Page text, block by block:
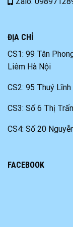
ĐỊA CHỈ
CS1: 99 Tân
Liêm Hà Nội
CS2: 95 Thuý
CS3: Số 6 Thị
CS4: Số 20
FACEBOOK